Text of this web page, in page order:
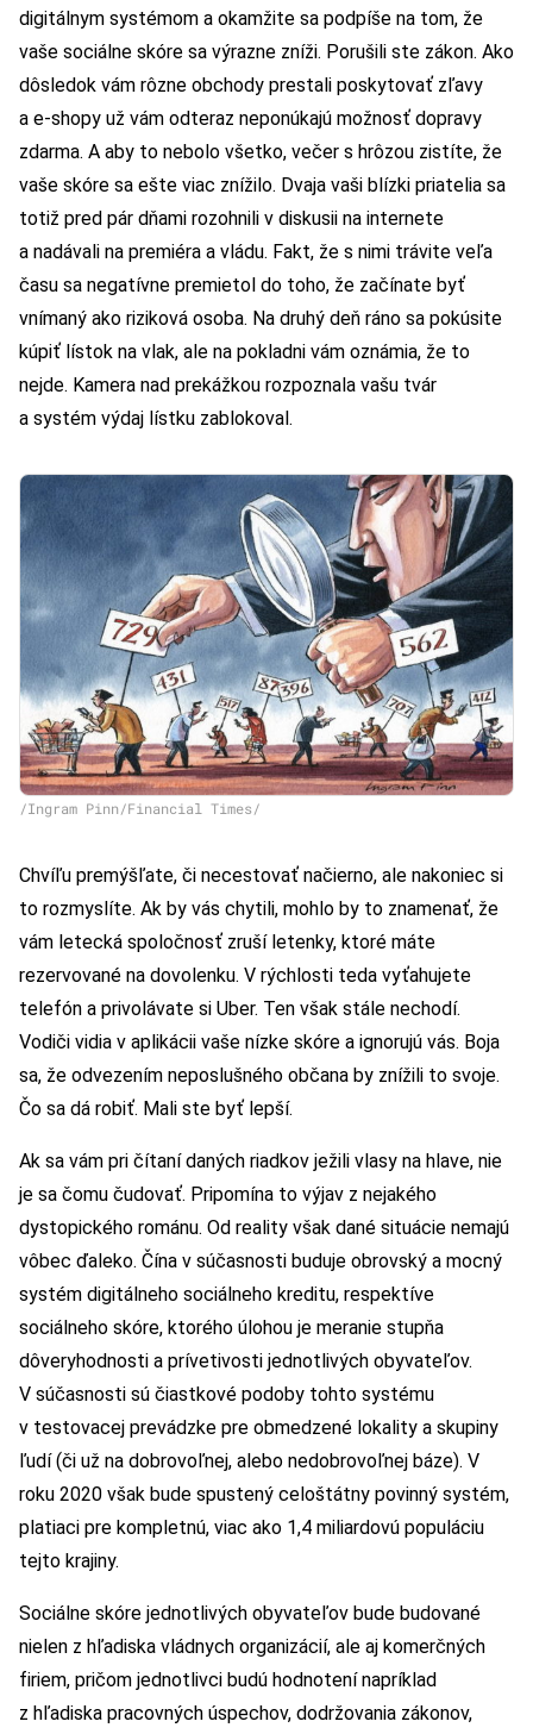
digitálnym systémom a okamžite sa podpíše na tom, že
vaše sociálne skóre sa výrazne zníži. Porušili ste zákon. Ako
dôsledok vám rôzne obchody prestali poskytovať zľavy
a e-shopy už vám odteraz neponúkajú možnosť dopravy
zdarma. A aby to nebolo všetko, večer s hrôzou zistíte, že
vaše skóre sa ešte viac znížilo. Dvaja vaši blízki priatelia sa
totiž pred pár dňami rozohnili v diskusii na internete
a nadávali na premiéra a vládu. Fakt, že s nimi trávite veľa
času sa negatívne premietol do toho, že začínate byť
vnímaný ako riziková osoba. Na druhý deň ráno sa pokúsite
kúpiť lístok na vlak, ale na pokladni vám oznámia, že to
nejde. Kamera nad prekážkou rozpoznala vašu tvár
a systém výdaj lístku zablokoval.
/Ingram Pinn/Financial Times/
Chvíľu premýšľate, či necestovať načierno, ale nakoniec si
to rozmyslíte. Ak by vás chytili, mohlo by to znamenať, že
vám letecká spoločnosť zruší letenky, ktoré máte
rezervované na dovolenku. V rýchlosti teda vyťahujete
telefón a privolávate si Uber. Ten však stále nechodí.
Vodiči vidia v aplikácii vaše nízke skóre a ignorujú vás. Boja
sa, že odvezením neposlušného občana by znížili to svoje.
Čo sa dá robiť. Mali ste byť lepší.
Ak sa vám pri čítaní daných riadkov ježili vlasy na hlave, nie
je sa čomu čudovať. Pripomína to výjav z nejakého
dystopického románu. Od reality však dané situácie nemajú
vôbec ďaleko. Čína v súčasnosti buduje obrovský a mocný
systém digitálneho sociálneho kreditu, respektíve
sociálneho skóre, ktorého úlohou je meranie stupňa
dôveryhodnosti a prívetivosti jednotlivých obyvateľov.
V súčasnosti sú čiastkové podoby tohto systému
v testovacej prevádzke pre obmedzené lokality a skupiny
ľudí (či už na dobrovoľnej, alebo nedobrovoľnej báze). V
roku 2020 však bude spustený celoštátny povinný systém,
platiaci pre kompletnú, viac ako 1,4 miliardovú populáciu
tejto krajiny.
Sociálne skóre jednotlivých obyvateľov bude budované
nielen z hľadiska vládnych organizácií, ale aj komerčných
firiem, pričom jednotlivci budú hodnotení napríklad
z hľadiska pracovných úspechov, dodržovania zákonov,